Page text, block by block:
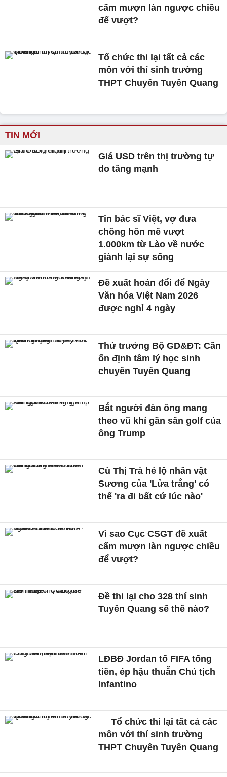
cấm mượn làn ngược chiều
để vượt?
Tổ chức thi lại tất cả các
môn với thí sinh trường
THPT Chuyên Tuyên Quang
TIN MỚI
Giá USD trên thị trường tự
do tăng mạnh
Tin bác sĩ Việt, vợ đưa
chồng hôn mê vượt
1.000km từ Lào về nước
giành lại sự sống
Đề xuất hoán đổi để Ngày
Văn hóa Việt Nam 2026
được nghỉ 4 ngày
Thứ trưởng Bộ GD&ĐT: Cần
ổn định tâm lý học sinh
chuyên Tuyên Quang
Bắt người đàn ông mang
theo vũ khí gần sân golf của
ông Trump
Cù Thị Trà hé lộ nhân vật
Sương của 'Lửa trắng' có
thể 'ra đi bất cứ lúc nào'
Vì sao Cục CSGT đề xuất
cấm mượn làn ngược chiều
để vượt?
Đề thi lại cho 328 thí sinh
Tuyên Quang sẽ thế nào?
LĐBĐ Jordan tố FIFA tống
tiền, ép hậu thuẫn Chủ tịch
Infantino
Tổ chức thi lại tất cả các
môn với thí sinh trường
THPT Chuyên Tuyên Quang